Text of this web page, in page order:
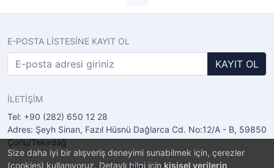
Size daha iyi bir alışveriş deneyimi sunabilmek için, çerezler
(cookies) kullanıyoruz. Detaylı bilgi için kişisel verilerin
E-POSTA LİSTESİNE KAYIT OL
KAYIT OL
İLETİŞİM
Tel: +90 (282) 650 12 28
Adres: Şeyh Sinan, Fazıl Hüsnü Dağlarca Cd. No:12/A - B, 59850
Çorlu/Tekirdağ